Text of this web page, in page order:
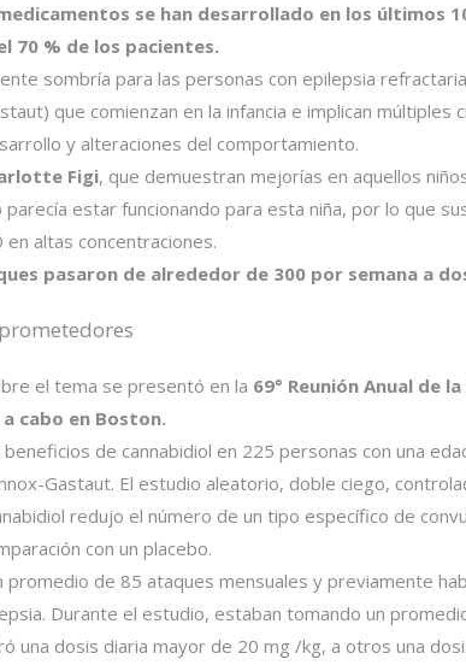
se han desarrollado en los últimos
70 % de los pacientes.
sombría para las personas con epilepsia
que comienzan en la infancia e implican múltiples
y alteraciones del comportamiento.
Figi, que demuestran mejorías en aquellos
estar funcionando para esta niña, por lo que
en altas concentraciones.
pasaron de alrededor de 300 por semana a
el tema se presentó en la 69° Reunión Anual de
cabo en Boston.
de cannabidiol en 225 personas con una
Gastaut. El estudio aleatorio, doble ciego,
redujo el número de un tipo específico de
con un placebo.
promedio de 85 ataques mensuales y previamente
Durante el estudio, estaban tomando un
una dosis diaria mayor de 20 mg /kg, a otros una